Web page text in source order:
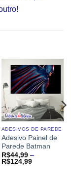
ADESIVOS DE PAREDE
Adesivo Painel de
Parede Batman
R$44,99 –
R$124,99Faixa